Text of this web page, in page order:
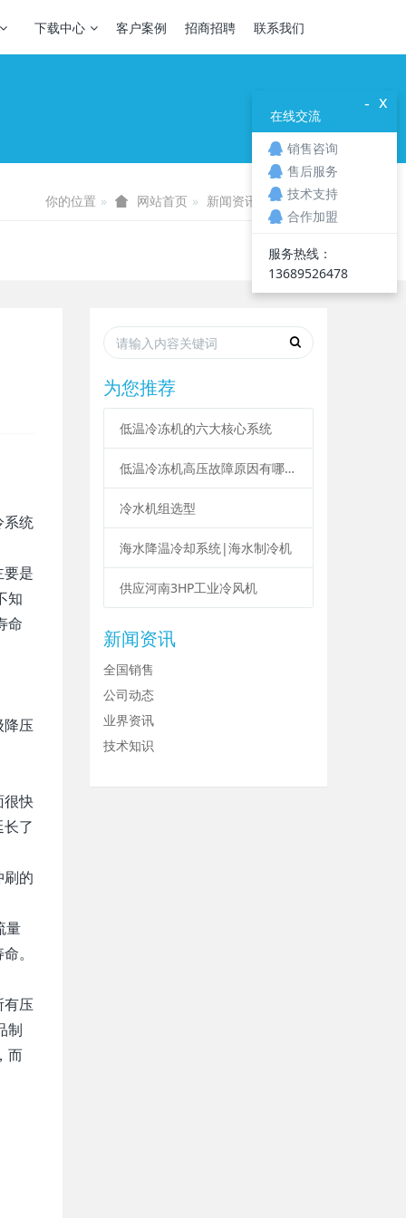
下载中心 客户案例 招商招聘 联系我们
你的位置 网站首页 新闻资讯 技术知识
系统
是
知
命
压
很快
了
的
量
。
压
制
而
为您推荐
低温冷冻机的六大核心系统
低温冷冻机高压故障原因有哪些？
冷水机组选型
海水降温冷却系统|海水制冷机
供应河南3HP工业冷风机
新闻资讯
全国销售
公司动态
业界资讯
技术知识
x
-
在线交流
销售咨询
售后服务
技术支持
合作加盟
服务热线：
13689526478